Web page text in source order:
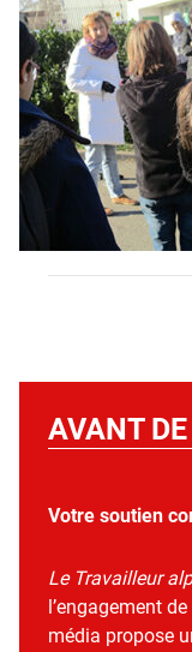
AVANT
Votre soutien
Le Travailleur
l’engagement
média propose